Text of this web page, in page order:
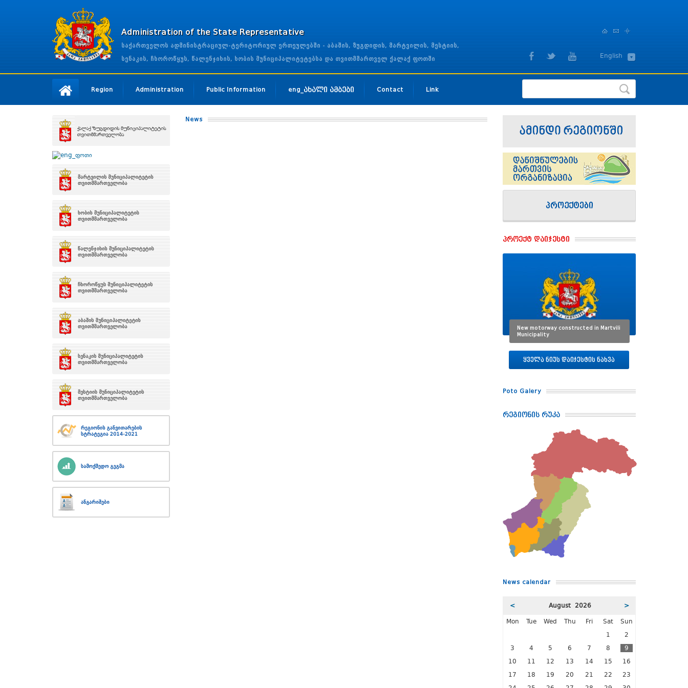
Administration of the State Representative
საქართველოს ადმინისტრაციულ-ტერიტორიულ ერთეულებში - აბაშის, ზუგდიდის, მარტვილის, მესტიის,
სენაკის, ჩხოროწყუს, წალენჯიხის, ხობის მუნიციპალიტეტებსა და თვითმმართველ ქალაქ ფოთში
English
ქართული
Region Administration Public Information eng_ახალი ამბები Contact Link
News
პროექტ დაიჯესტი
New motorway constructed in Martvili
Municipality
ყველა ნიუს დაიჯესტის ნახვა
Poto Galery
რეგიონის რუკა
News calendar
< August 2026 >
Mon Tue Wed Thu Fri Sat
Sun
1
2
3
4 5 6 7 8
9
10
11 12 13 14 15
16
17
18 19 20 21 22
23